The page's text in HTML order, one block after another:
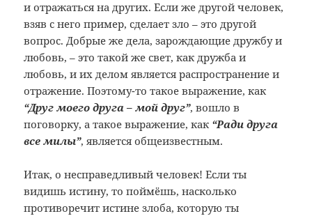
и отражаться на других. Если же другой человек,
взяв с него пример, сделает зло – это другой
вопрос. Добрые же дела, зарождающие дружбу и
любовь, – это такой же свет, как дружба и
любовь, и их делом является распространение и
отражение. Поэтому-то такое выражение, как
“Друг моего друга – мой друг”, вошло в
поговорку, а такое выражение, как “Ради друга
все милы”, является общеизвестным.
Итак, о несправедливый человек! Если ты
видишь истину, то поймёшь, насколько
противоречит истине злоба, которую ты